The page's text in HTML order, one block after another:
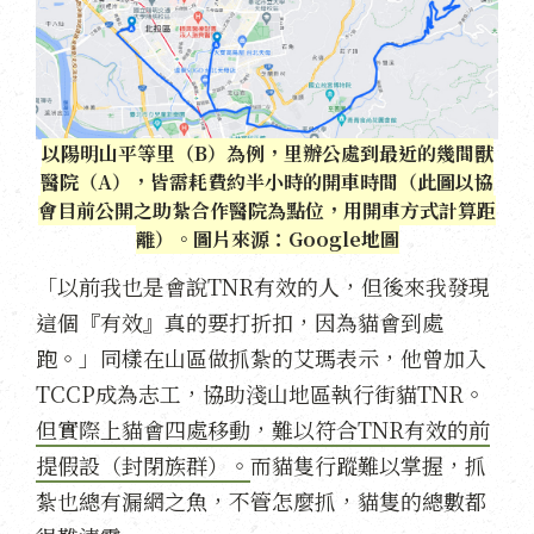
以陽明山平等里（B）為例，里辦公處到最近的幾間獸
醫院（A），皆需耗費約半小時的開車時間（此圖以協
會目前公開之助紮合作醫院為點位，用開車方式計算距
離）。圖片來源：Google地圖
「以前我也是會說TNR有效的人，但後來我發現
這個『有效』真的要打折扣，因為貓會到處
跑。」同樣在山區做抓紮的艾瑪表示，他曾加入
TCCP成為志工，協助淺山地區執行街貓TNR。
但實際上貓會四處移動，難以符合TNR有效的前
提假設（封閉族群）。 而貓隻行蹤難以掌握，抓
紮也總有漏網之魚，不管怎麼抓，貓隻的總數都